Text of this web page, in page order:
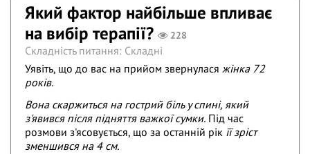
Який фактор найбільше впливає
на вибір терапії?
228
Складність питання: Складні
Уявіть, що до вас на прийом звернулася жінка 72
років.
Вона скаржиться на гострий біль у спині, який
з'явився після підняття важкої сумки. Під час
розмови з'ясовується, що за останній рік її зріст
зменшився на 4 см.